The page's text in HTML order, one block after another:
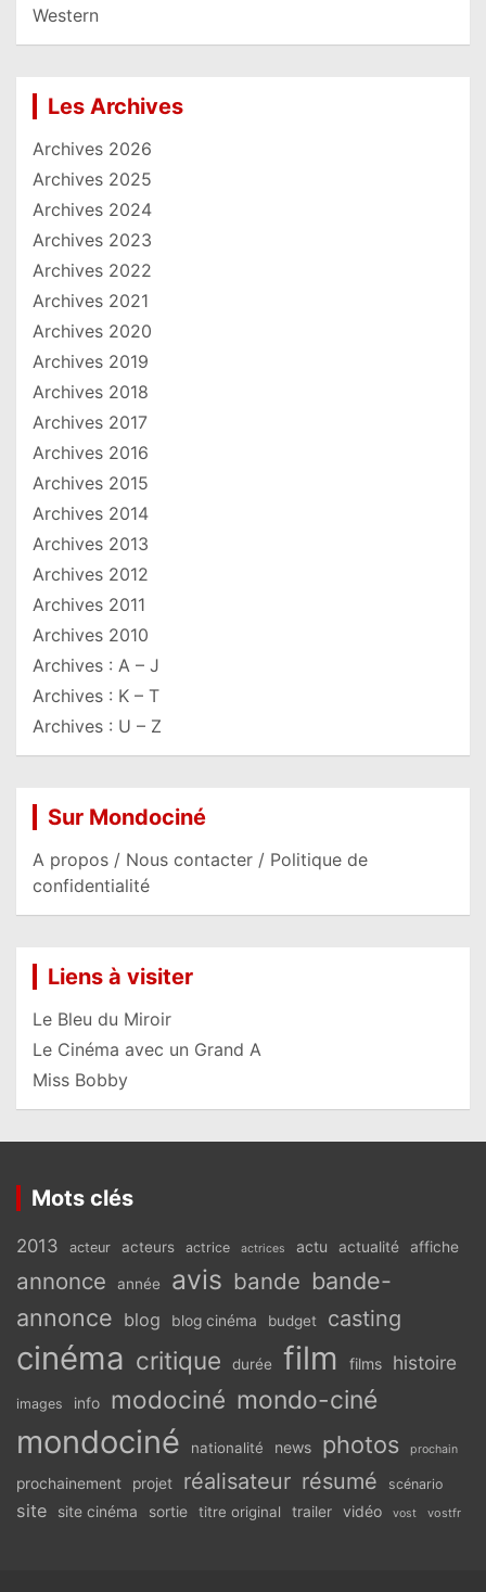
Western
Les Archives
Archives 2026
Archives 2025
Archives 2024
Archives 2023
Archives 2022
Archives 2021
Archives 2020
Archives 2019
Archives 2018
Archives 2017
Archives 2016
Archives 2015
Archives 2014
Archives 2013
Archives 2012
Archives 2011
Archives 2010
Archives : A – J
Archives : K – T
Archives : U – Z
Sur Mondociné
A propos / Nous contacter / Politique de
confidentialité
Liens à visiter
Le Bleu du Miroir
Le Cinéma avec un Grand A
Miss Bobby
Mots clés
2013 acteur acteurs actrice actrices actu actualité affiche
annonce année avis bande bande-
annonce blog blog cinéma budget casting
cinéma critique durée film films histoire
images info modociné mondo-ciné
mondociné nationalité news photos prochain
prochainement projet réalisateur résumé scénario
site site cinéma sortie titre original trailer vidéo vost vostfr